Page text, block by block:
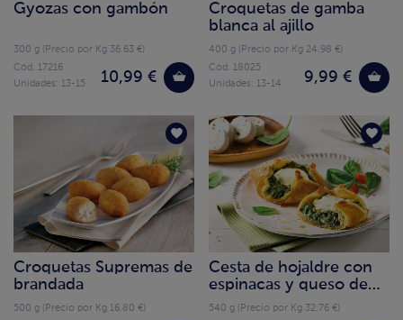
Gyozas con gambón
300 g (Precio por Kg 36.63 €)
10,99 €
Cód. 17216
Unidades: 13-15
Croquetas de gamba
blanca al ajillo
400 g (Precio por Kg 24.98 €)
9,99 €
Cód. 18025
Unidades: 13-14
Croquetas Supremas de
brandada
500 g (Precio por Kg 16.80 €)
Cesta de hojaldre con
espinacas y queso de
cabra
540 g (Precio por Kg 32.76 €)